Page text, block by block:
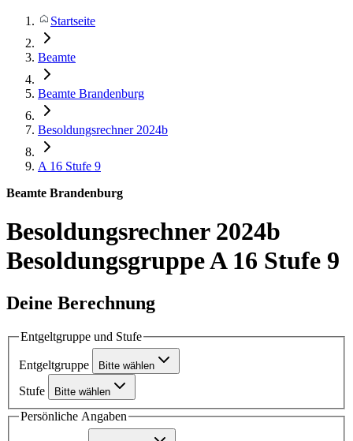
Startseite
Beamte
Beamte Brandenburg
Besoldungsrechner 2024b
A 16 Stufe 9
Beamte Brandenburg
Besoldungsrechner 2024b
Besoldungsgruppe A 16 Stufe 9
Deine Berechnung
Entgeltgruppe und Stufe
Entgeltgruppe Bitte wählen
Stufe Bitte wählen
Persönliche Angaben